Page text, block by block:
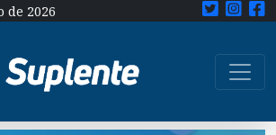
de 2026